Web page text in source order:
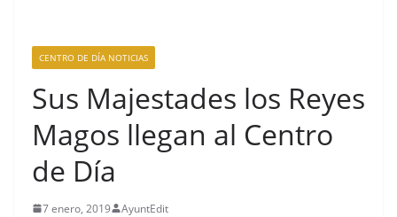
CENTRO DE DÍA NOTICIAS
Sus Majestades los Reyes
Magos llegan al Centro
de Día
7 enero, 2019 AyuntEdit